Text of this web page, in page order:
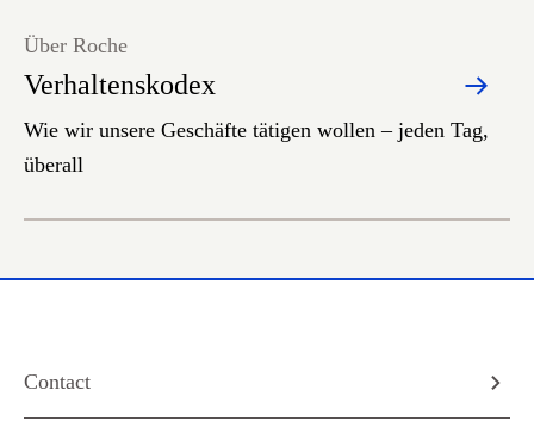
Verhaltenskodex
Über Roche
Wie wir unsere Geschäfte tätigen wollen – jeden Tag,
überall
Contact